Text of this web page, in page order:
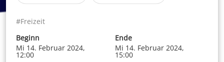
#Freizeit
Beginn
Mi 14. Februar 2024,
12:00
Ende
Mi 14. Februar 2024,
15:00